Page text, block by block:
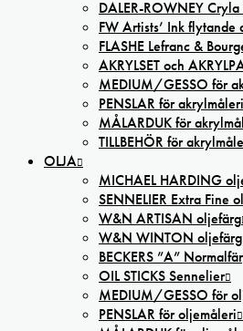
DALER-ROWNEY
FW Artists’ Ink flytande
FLASHE Lefranc &
AKRYLSET och
MEDIUM/GESSO för
PENSLAR för akrylmåleri
MÅLARDUK för
TILLBEHÖR för
OLJA
MICHAEL HARDING
SENNELIER Extra Fine
W&N ARTISAN oljefärg
W&N WINTON
BECKERS ”A”
OIL STICKS Sennelier
MEDIUM/GESSO för
PENSLAR för oljemåleri